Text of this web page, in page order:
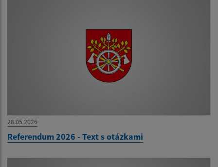
28.05.2026
Referendum 2026 - Text s otázkami